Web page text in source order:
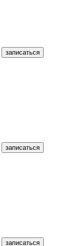
записаться
записаться
записаться